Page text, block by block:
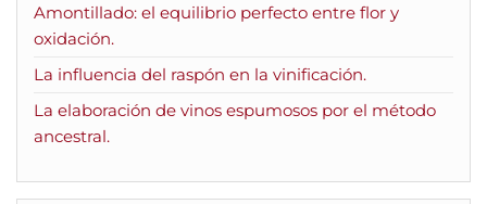
Amontillado: el equilibrio perfecto entre flor y
oxidación.
La influencia del raspón en la vinificación.
La elaboración de vinos espumosos por el método
ancestral.